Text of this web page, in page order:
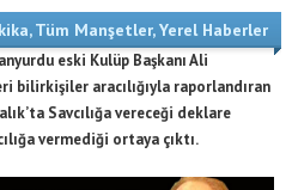
,Tüm Manşetler,Yerel Haberler
eski Kulüp Başkanı Ali
bilirkişiler aracılığıyla raporlandıran
Savcılığa vereceği deklare
vermediği ortaya çıktı.